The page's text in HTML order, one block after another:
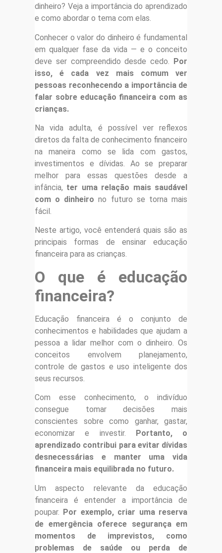
dinheiro? Veja a importância do aprendizado
e como abordar o tema com elas.
Conhecer o valor do dinheiro é fundamental
em qualquer fase da vida — e o conceito
deve ser compreendido desde cedo. Por
isso, é cada vez mais comum ver
pessoas reconhecendo a importância de
falar sobre educação financeira com as
crianças.
Na vida adulta, é possível ver reflexos
diretos da falta de conhecimento financeiro
na maneira como se lida com gastos,
investimentos e dívidas. Ao se preparar
melhor para essas questões desde a
infância, ter uma relação mais saudável
com o dinheiro no futuro se torna mais
fácil.
Neste artigo, você entenderá quais são as
principais formas de ensinar educação
financeira para as crianças.
O que é educação
financeira?
Educação financeira é o conjunto de
conhecimentos e habilidades que ajudam a
pessoa a lidar melhor com o dinheiro. Os
conceitos envolvem planejamento,
controle de gastos e uso inteligente dos
seus recursos.
Com esse conhecimento, o indivíduo
consegue tomar decisões mais
conscientes sobre como ganhar, gastar,
economizar e investir.
Portanto, o
aprendizado contribui para evitar dívidas
desnecessárias e manter uma vida
financeira mais equilibrada no futuro.
Um aspecto relevante da educação
financeira é entender a importância de
poupar. Por exemplo, criar uma reserva
de emergência oferece segurança em
momentos de imprevistos, como
problemas de saúde ou perda de